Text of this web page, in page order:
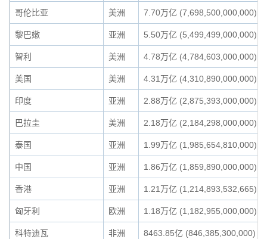
哥伦比亚 美洲 7.70万亿 (7,698,500,000,000)
黎巴嫩 亚洲 5.50万亿 (5,499,499,000,000)
智利 美洲 4.78万亿 (4,784,603,000,000)
美国 美洲 4.31万亿 (4,310,890,000,000)
印度 亚洲 2.88万亿 (2,875,393,000,000)
巴拉圭 美洲 2.18万亿 (2,184,298,000,000)
泰国 亚洲 1.99万亿 (1,985,654,810,000)
中国 亚洲 1.86万亿 (1,859,890,000,000)
香港 亚洲 1.21万亿 (1,214,893,532,665)
匈牙利 欧洲 1.18万亿 (1,182,955,000,000)
科特迪瓦 非洲 8463.85亿 (846,385,300,000)